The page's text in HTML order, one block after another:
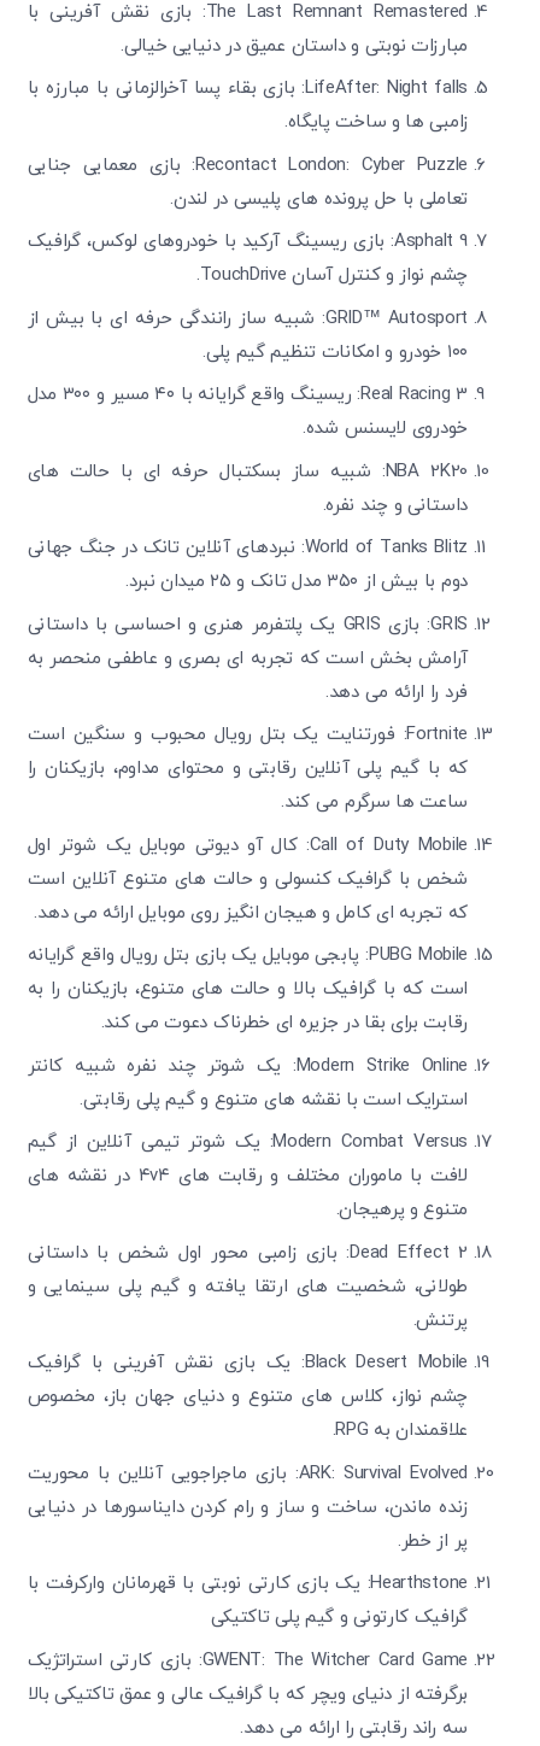
The Last Remnant Remastered: بازی نقش آفرینی با
مبارزات نوبتی و داستان عمیق در دنیایی خیالی.
LifeAfter: Night falls: بازی بقاء پسا آخرالزمانی با مبارزه با
زامبی ها و ساخت پایگاه.
Recontact London: Cyber Puzzle: بازی معمایی جنایی
تعاملی با حل پرونده های پلیسی در لندن.
Asphalt 9: بازی ریسینگ آرکید با خودروهای لوکس، گرافیک
چشم نواز و کنترل آسان TouchDrive.
GRID™ Autosport: شبیه ساز رانندگی حرفه ای با بیش از
۱۰۰ خودرو و امکانات تنظیم گیم پلی.
Real Racing 3: ریسینگ واقع گرایانه با ۴۰ مسیر و ۳۰۰ مدل
خودروی لایسنس شده.
NBA 2K20: شبیه ساز بسکتبال حرفه ای با حالت های
داستانی و چند نفره.
World of Tanks Blitz: نبردهای آنلاین تانک در جنگ جهانی
دوم با بیش از ۳۵۰ مدل تانک و ۲۵ میدان نبرد.
GRIS: بازی GRIS یک پلتفرمر هنری و احساسی با داستانی
آرامش بخش است که تجربه ای بصری و عاطفی منحصر به
فرد را ارائه می دهد.
Fortnite: فورتنایت یک بتل رویال محبوب و سنگین است
که با گیم پلی آنلاین رقابتی و محتوای مداوم، بازیکنان را
ساعت ها سرگرم می کند.
Call of Duty Mobile: کال آو دیوتی موبایل یک شوتر اول
شخص با گرافیک کنسولی و حالت های متنوع آنلاین است
که تجربه ای کامل و هیجان انگیز روی موبایل ارائه می دهد.
PUBG Mobile: پابجی موبایل یک بازی بتل رویال واقع گرایانه
است که با گرافیک بالا و حالت های متنوع، بازیکنان را به
رقابت برای بقا در جزیره ای خطرناک دعوت می کند.
Modern Strike Online: یک شوتر چند نفره شبیه کانتر
استرایک است با نقشه های متنوع و گیم پلی رقابتی.
Modern Combat Versus: یک شوتر تیمی آنلاین از گیم
لافت با ماموران مختلف و رقابت های ۴v۴ در نقشه های
متنوع و پرهیجان.
Dead Effect 2: بازی زامبی محور اول شخص با داستانی
طولانی، شخصیت های ارتقا یافته و گیم پلی سینمایی و
پرتنش.
Black Desert Mobile: یک بازی نقش آفرینی با گرافیک
چشم نواز، کلاس های متنوع و دنیای جهان باز، مخصوص
علاقمندان به RPG.
ARK: Survival Evolved: بازی ماجراجویی آنلاین با محوریت
زنده ماندن، ساخت و ساز و رام کردن دایناسورها در دنیایی
پر از خطر.
Hearthstone: یک بازی کارتی نوبتی با قهرمانان وارکرفت با
گرافیک کارتونی و گیم پلی تاکتیکی
GWENT: The Witcher Card Game: بازی کارتی استراتژیک
برگرفته از دنیای ویچر که با گرافیک عالی و عمق تاکتیکی بالا
سه راند رقابتی را ارائه می دهد.